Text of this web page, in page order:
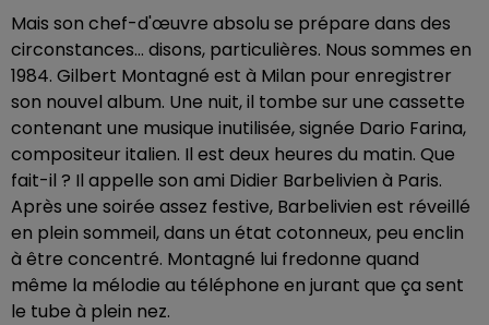
Mais son chef-d'œuvre absolu se prépare dans des
circonstances… disons, particulières. Nous sommes en
1984. Gilbert Montagné est à Milan pour enregistrer
son nouvel album. Une nuit, il tombe sur une cassette
contenant une musique inutilisée, signée Dario Farina,
compositeur italien. Il est deux heures du matin. Que
fait-il ? Il appelle son ami Didier Barbelivien à Paris.
Après une soirée assez festive, Barbelivien est réveillé
en plein sommeil, dans un état cotonneux, peu enclin
à être concentré. Montagné lui fredonne quand
même la mélodie au téléphone en jurant que ça sent
le tube à plein nez.